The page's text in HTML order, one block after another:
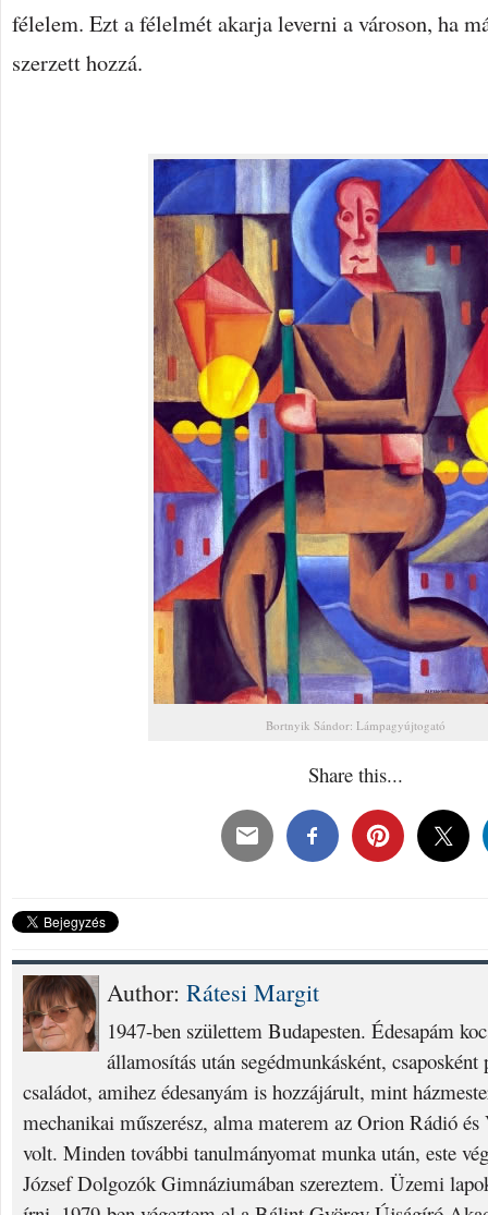
félelem. Ezt a félelmét akarja leverni a városon, ha
szerzett hozzá.
Bortnyik Sándor: Lámpagyújtogató
Share this...
Author: Rátesi Margit
1947-ben születtem Budapesten. Édesapám
államosítás után segédmunkásként,
családot, amihez édesanyám is hozzájárult, mint
mechanikai műszerész, alma materem az Orion Rádió
volt. Minden további tanulmányomat munka után, este
József Dolgozók Gimnáziumában szereztem. Üzemi